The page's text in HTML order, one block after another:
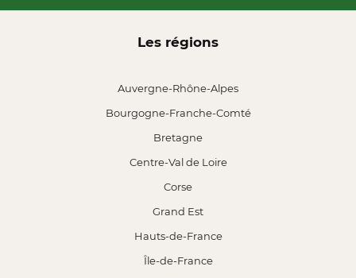
Les régions
Auvergne-Rhône-Alpes
Bourgogne-Franche-Comté
Bretagne
Centre-Val de Loire
Corse
Grand Est
Hauts-de-France
Île-de-France